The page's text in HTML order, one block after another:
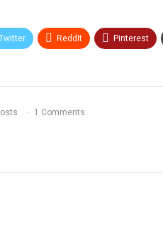
ReddIt Pinterest
1 Comments